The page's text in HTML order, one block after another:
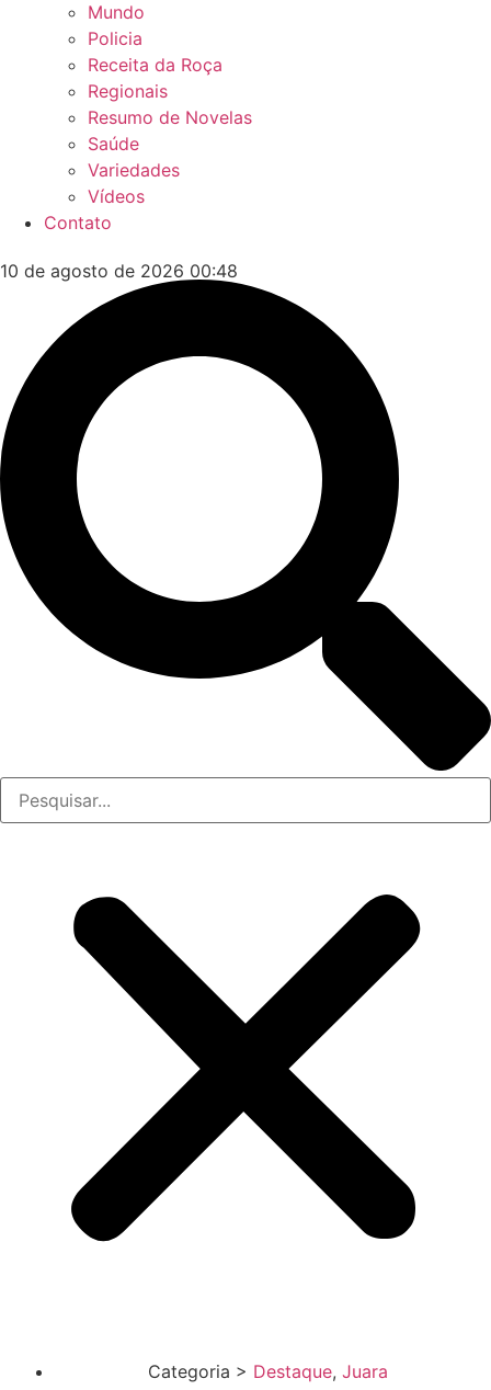
Mundo
Policia
Receita da Roça
Regionais
Resumo de Novelas
Saúde
Variedades
Vídeos
Contato
10 de agosto de 2026 00:48
Categoria > Destaque, Juara